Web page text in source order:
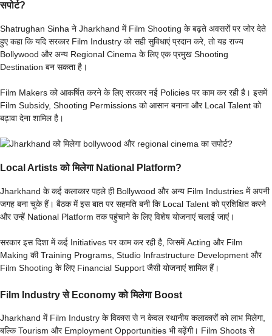
सपोर्ट?
Shatrughan Sinha ने Jharkhand में Film Shooting के बढ़ते अवसरों पर जोर देते
हुए कहा कि यदि सरकार Film Industry को सही सुविधाएं प्रदान करे, तो यह राज्य
Bollywood और अन्य Regional Cinema के लिए एक प्रमुख Shooting
Destination बन सकता है।
Film Makers को आकर्षित करने के लिए सरकार नई Policies पर काम कर रही है। इसमें
Film Subsidy, Shooting Permissions को आसान बनाना और Local Talent को
बढ़ावा देना शामिल है।
Local Artists को मिलेगा National Platform?
Jharkhand के कई कलाकार पहले ही Bollywood और अन्य Film Industries में अपनी
जगह बना चुके हैं। बैठक में इस बात पर सहमति बनी कि Local Talent को प्रशिक्षित करने
और उन्हें National Platform तक पहुंचाने के लिए विशेष योजनाएं चलाई जाएं।
सरकार इस दिशा में कई Initiatives पर काम कर रही है, जिसमें Acting और Film
Making की Training Programs, Studio Infrastructure Development और
Film Shooting के लिए Financial Support जैसी योजनाएं शामिल हैं।
Film Industry से Economy को मिलेगा Boost
Jharkhand में Film Industry के विकास से न केवल स्थानीय कलाकारों को लाभ मिलेगा,
बल्कि Tourism और Employment Opportunities भी बढ़ेंगी। Film Shoots से